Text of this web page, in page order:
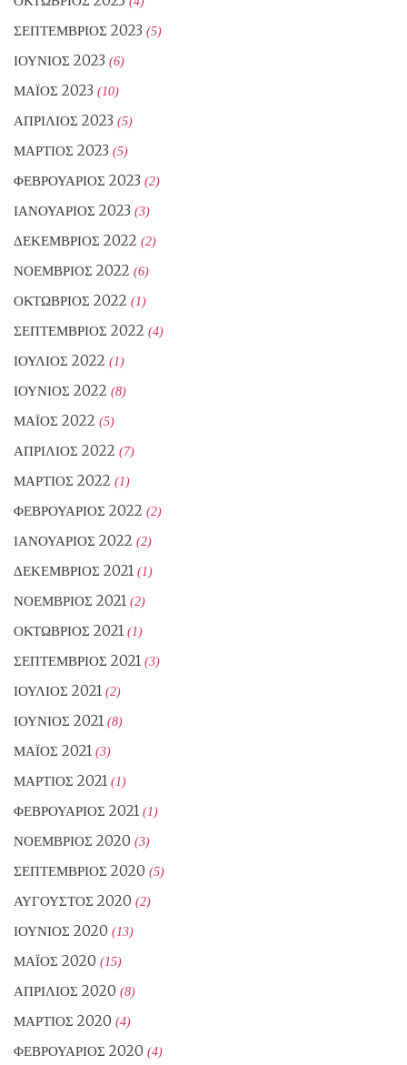
ΣΕΠΤΈΜΒΡΙΟΣ 2023 (5)
ΙΟΎΝΙΟΣ 2023 (6)
ΜΆΙΟΣ 2023 (10)
ΑΠΡΊΛΙΟΣ 2023 (5)
ΜΆΡΤΙΟΣ 2023 (5)
ΦΕΒΡΟΥΆΡΙΟΣ 2023 (2)
ΙΑΝΟΥΆΡΙΟΣ 2023 (3)
ΔΕΚΈΜΒΡΙΟΣ 2022 (2)
ΝΟΈΜΒΡΙΟΣ 2022 (6)
ΟΚΤΏΒΡΙΟΣ 2022 (1)
ΣΕΠΤΈΜΒΡΙΟΣ 2022 (4)
ΙΟΎΛΙΟΣ 2022 (1)
ΙΟΎΝΙΟΣ 2022 (8)
ΜΆΙΟΣ 2022 (5)
ΑΠΡΊΛΙΟΣ 2022 (7)
ΜΆΡΤΙΟΣ 2022 (1)
ΦΕΒΡΟΥΆΡΙΟΣ 2022 (2)
ΙΑΝΟΥΆΡΙΟΣ 2022 (2)
ΔΕΚΈΜΒΡΙΟΣ 2021 (1)
ΝΟΈΜΒΡΙΟΣ 2021 (2)
ΟΚΤΏΒΡΙΟΣ 2021 (1)
ΣΕΠΤΈΜΒΡΙΟΣ 2021 (3)
ΙΟΎΛΙΟΣ 2021 (2)
ΙΟΎΝΙΟΣ 2021 (8)
ΜΆΙΟΣ 2021 (3)
ΜΆΡΤΙΟΣ 2021 (1)
ΦΕΒΡΟΥΆΡΙΟΣ 2021 (1)
ΝΟΈΜΒΡΙΟΣ 2020 (3)
ΣΕΠΤΈΜΒΡΙΟΣ 2020 (5)
ΑΎΓΟΥΣΤΟΣ 2020 (2)
ΙΟΎΝΙΟΣ 2020 (13)
ΜΆΙΟΣ 2020 (15)
ΑΠΡΊΛΙΟΣ 2020 (8)
ΜΆΡΤΙΟΣ 2020 (4)
ΦΕΒΡΟΥΆΡΙΟΣ 2020 (4)